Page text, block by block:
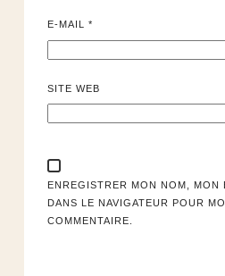
E-MAIL *
SITE WEB
ENREGISTRER MON NOM, MON
DANS LE NAVIGATEUR POUR
COMMENTAIRE.